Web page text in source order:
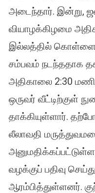
அடைந்தார். இன்று,
வியாழக்கிழமை
இல்லத்தில் கொள்ளை
சம்பவம் நடந்ததாக
அதிகாலை 2:30
ஒருவர் வீட்டிற்குள்
தாக்கியுள்ளார்.
லீலாவதி
வழக்குப் பதிவு
ஆரம்பித்துள்ளனர்.